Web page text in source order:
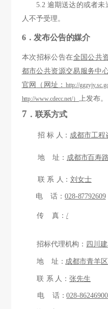
5.2 逾期送达的或者未
人不予受理。
6．发布公告的媒介
本次招标公告在全国公共
都市公共资源交易服务中
官网
（网址： http://
http://www.cdecc.net/）
上发布。
7 ．联系方式
招 标 人： 成都市工程
地 址： 成都市百寿
联 系 人：刘女士
电 话：028-87792609
传 真： /
招标代理机构： 四川
地 址： 成都市青羊
联 系 人：张先生
电 话：028-86246900